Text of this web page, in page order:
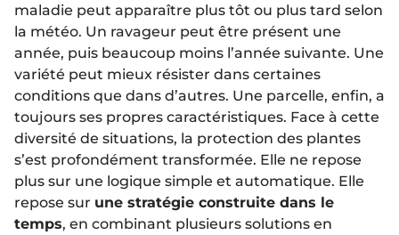
maladie peut apparaître plus tôt ou plus tard selon
la météo. Un ravageur peut être présent une
année, puis beaucoup moins l’année suivante. Une
variété peut mieux résister dans certaines
conditions que dans d’autres. Une parcelle, enfin, a
toujours ses propres caractéristiques. Face à cette
diversité de situations, la protection des plantes
s’est profondément transformée. Elle ne repose
plus sur une logique simple et automatique. Elle
repose sur une stratégie construite dans le
temps, en combinant plusieurs solutions en